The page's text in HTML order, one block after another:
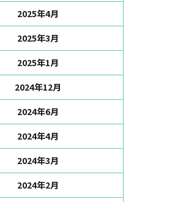
2025年4月
2025年3月
2025年1月
2024年12月
2024年6月
2024年4月
2024年3月
2024年2月